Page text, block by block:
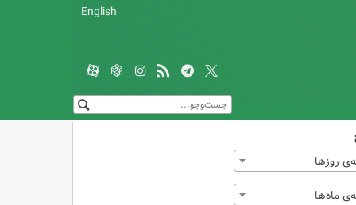
English
روزها
ماه‌ها